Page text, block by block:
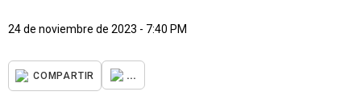
24 de noviembre de 2023 - 7:40 PM
COMPARTIR ...